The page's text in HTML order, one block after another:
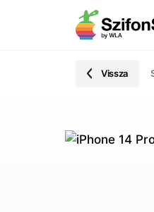
Vissza